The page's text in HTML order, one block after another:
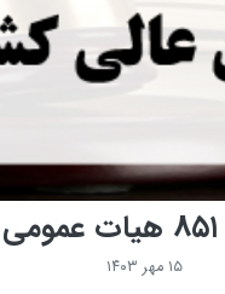
۱۵ مهر ۱۴۰۳